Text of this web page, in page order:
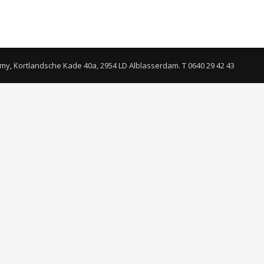
Kortlandsche Kade 40a, 2954 LD Alblasserdam. T 0640 29 42 43